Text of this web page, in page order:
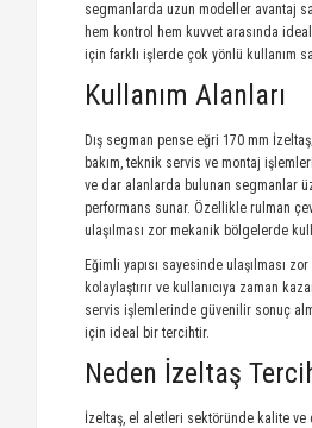
segmanlarda uzun modeller avantaj
hem kontrol hem kuvvet arasında
için farklı işlerde çok yönlü kullanım
Kullanım Alanları
Dış segman pense eğri 170 mm
bakım, teknik servis ve montaj
ve dar alanlarda bulunan segmanlar
performans sunar. Özellikle rulman
ulaşılması zor mekanik bölgelerde
Eğimli yapısı sayesinde ulaşılması
kolaylaştırır ve kullanıcıya zaman
servis işlemlerinde güvenilir sonuç
için ideal bir tercihtir.
Neden İzeltaş
İzeltaş, el aletleri sektöründe kalite ve